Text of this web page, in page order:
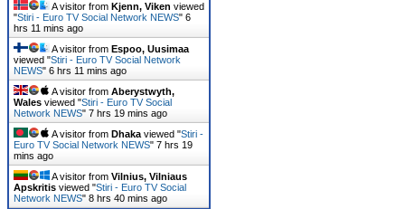
A visitor from Kjenn, Viken viewed
"Stiri - Euro TV Social Network NEWS" 6
hrs 11 mins ago
A visitor from Espoo, Uusimaa
viewed "Stiri - Euro TV Social Network
NEWS" 6 hrs 11 mins ago
A visitor from Aberystwyth,
Wales viewed "Stiri - Euro TV Social
Network NEWS" 7 hrs 19 mins ago
A visitor from Dhaka viewed "Stiri -
Euro TV Social Network NEWS" 7 hrs 19
mins ago
A visitor from Vilnius, Vilniaus
Apskritis viewed "Stiri - Euro TV Social
Network NEWS" 8 hrs 40 mins ago